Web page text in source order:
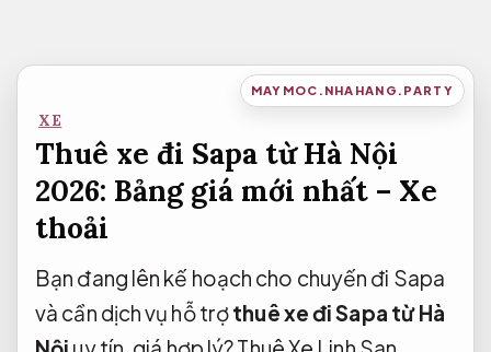
dung
MAYMOC.NHAHANG.PARTY
XE
Thuê xe đi Sapa từ Hà Nội
2026: Bảng giá mới nhất – Xe
thoải
Bạn đang lên kế hoạch cho chuyến đi Sapa
và cần dịch vụ hỗ trợthuê xe đi Sapa từ Hà